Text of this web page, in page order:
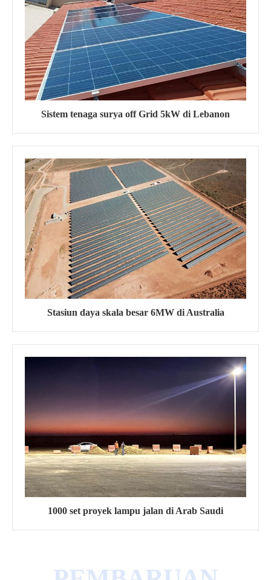
Sistem tenaga surya off Grid 5kW di Lebanon
Stasiun daya skala besar 6MW di Australia
1000 set proyek lampu jalan di Arab Saudi